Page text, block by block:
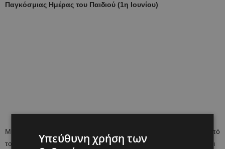
Παγκόσμιας Ημέρας του Παιδιού (1η Ιουνίου)
Μια Αφρικάνικη παροιμία λέει «Ο κόσμος δεν μας προσφέρθηκε από
τους γονείς μας, μας τον δάνεισαν τα παιδιά μας» κάτι που εμείς οι
Υπεύθυνη χρήση των